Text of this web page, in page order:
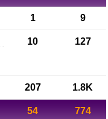
1 9
10 127
207 1.8K
54 774